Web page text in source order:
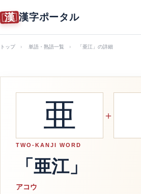
漢 漢字ポータル
トップ 単語・熟語一覧 「亜江」の詳細
亜 ＋
TWO-KANJI WORD
「亜江」
アコウ